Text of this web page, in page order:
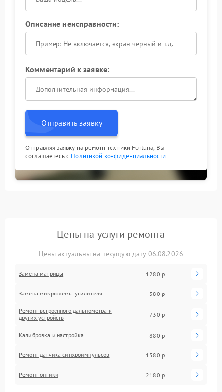
Описание неисправности:
Комментарий к заявке:
Отправить заявку
Отправляя заявку на ремонт техники Fortuna, Вы
соглашаетесь с Политикой конфиденциальности
Цены на услуги ремонта
Цены актуальны на текущую дату 06.08.2026
Замена матрицы 1280 р
Замена микросхемы усилителя 580 р
Ремонт встроенного дальнометра и
других устройств
730 р
Калибровка и настройка 880 р
Ремонт датчика синхроимпульсов 1580 р
Ремонт оптики 2180 р